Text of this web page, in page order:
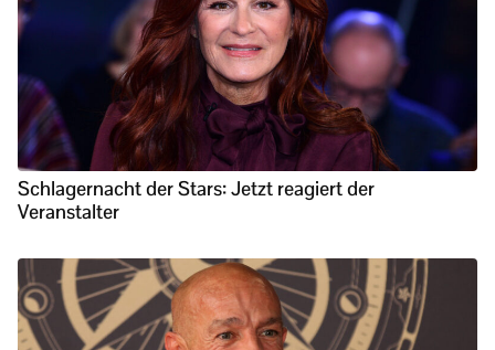
Schlagernacht der Stars: Jetzt reagiert der
Veranstalter